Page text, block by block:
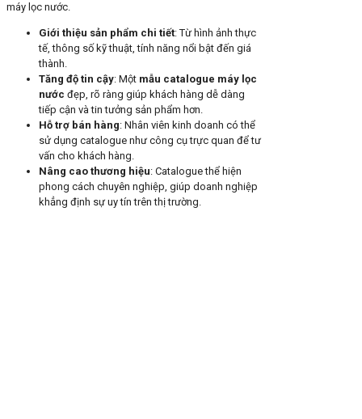
máy lọc nước.
Giới thiệu sản phẩm chi tiết: Từ hình ảnh thực
tế, thông số kỹ thuật, tính năng nổi bật đến giá
thành.
Tăng độ tin cậy: Một mẫu catalogue máy lọc
nước đẹp, rõ ràng giúp khách hàng dễ dàng
tiếp cận và tin tưởng sản phẩm hơn.
Hỗ trợ bán hàng: Nhân viên kinh doanh có thể
sử dụng catalogue như công cụ trực quan để tư
vấn cho khách hàng.
Nâng cao thương hiệu: Catalogue thể hiện
phong cách chuyên nghiệp, giúp doanh nghiệp
khẳng định sự uy tín trên thị trường.